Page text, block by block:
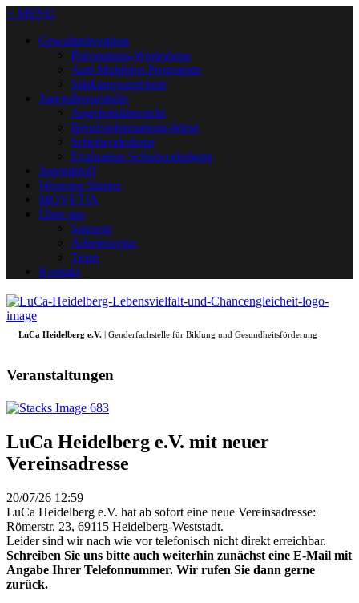
+ MENU
Gewaltprävention
Präventions-Workshops
Anti-Mobbing-Programm
Stärkungsangebote
Jugendberufshilfe
Angebotsübersicht
Berufsinformations-börse
Schulworkshops
Evaluation Schulworkshops
Jugendtreff
Weaving Stories
MOVETIA
Über uns
Satzung
Arbeitsweise
Team
Kontakt
LuCa Heidelberg e.V. | Genderfachstelle für Bildung und Gesundheitsförderung
Veranstaltungen
LuCa Heidelberg e.V. mit neuer
Vereinsadresse
20/07/26 12:59
LuCa Heidelberg e.V. hat ab sofort eine neue Vereinsadresse:
Römerstr. 23, 69115 Heidelberg-Weststadt.
Leider sind wir nach wie vor telefonisch nicht direkt erreichbar.
Schreiben Sie uns bitte auch weiterhin zunächst eine E-Mail mit
Angabe Ihrer Telefonnummer. Wir rufen Sie dann gerne
zurück.